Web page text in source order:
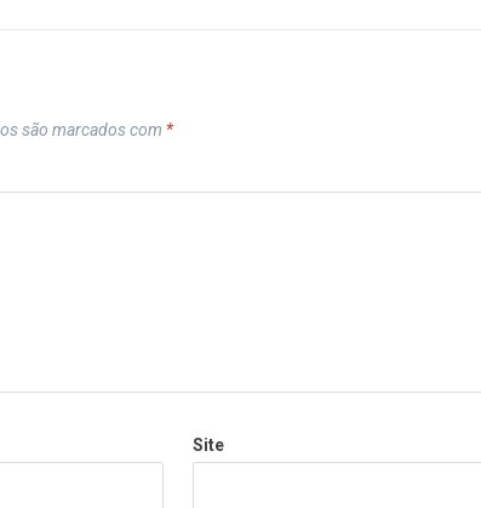
são marcados com *
Site